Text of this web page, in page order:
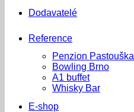
Dodavatelé
Reference
Penzion Pastouška
Bowling Brno
A1 buffet
Whisky Bar
E-shop